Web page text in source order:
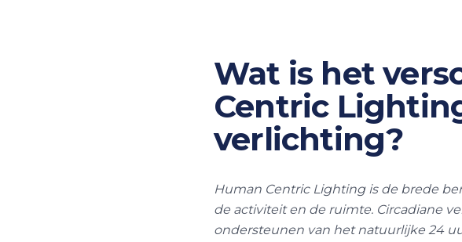
Wat is het
Centric
verlichting?
Human Centric Lighting is de brede
de activiteit en de ruimte. Circadiane
ondersteunen van het natuurlijke 24